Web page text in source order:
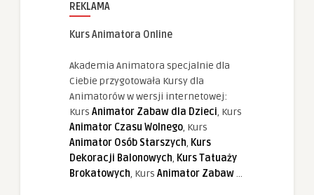
REKLAMA
Kurs Animatora Online
Akademia Animatora specjalnie dla
Ciebie przygotowała Kursy dla
Animatorów w wersji internetowej:
Kurs Animator Zabaw dla Dzieci, Kurs
Animator Czasu Wolnego, Kurs
Animator Osób Starszych, Kurs
Dekoracji Balonowych, Kurs Tatuaży
Brokatowych, Kurs Animator Zabaw...